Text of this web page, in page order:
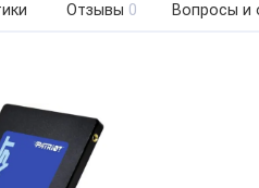
Отзывы 0 Вопросы и